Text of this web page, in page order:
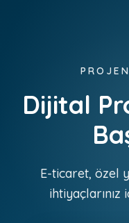
Dijital
E-ticaret, özel
ihtiyaçlarınız